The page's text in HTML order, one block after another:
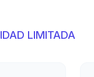
LIMITADA